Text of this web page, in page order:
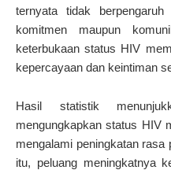
ternyata tidak
komitmen maupun
keterbukaan status HIV
kepercayaan dan keintiman
Hasil statistik
mengungkapkan status HIV
mengalami peningkatan rasa
itu, peluang meningkatnya